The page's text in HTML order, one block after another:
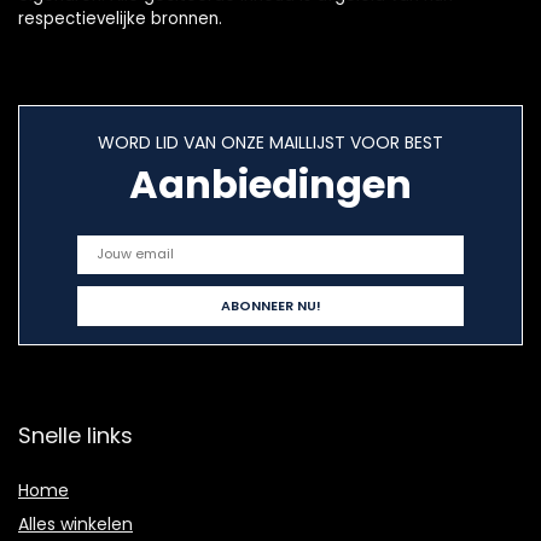
respectievelijke bronnen.
WORD LID VAN ONZE MAILLIJST VOOR BEST
Aanbiedingen
Snelle links
Home
Alles winkelen